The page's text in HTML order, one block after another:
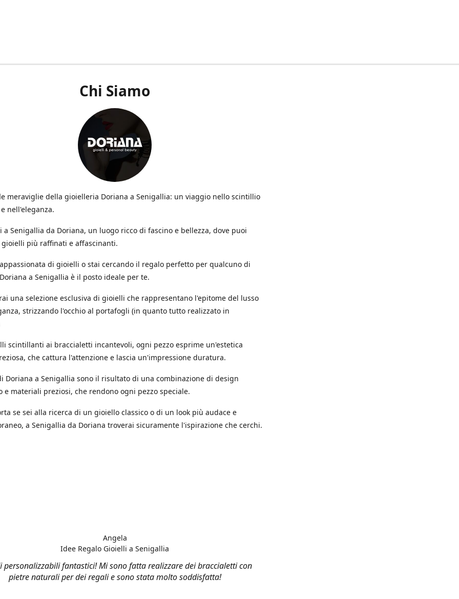
Chi Siamo
meraviglie della gioielleria Doriana a Senigallia: un viaggio nello scintillio
nell'eleganza.
a Senigallia da Doriana, un luogo ricco di fascino e bellezza, dove puoi
più raffinati e affascinanti.
di gioielli o stai cercando il regalo perfetto per qualcuno di
a Senigallia è il posto ideale per te.
una selezione esclusiva di gioielli che rappresentano l'epitome del lusso
strizzando l'occhio al portafogli (in quanto tutto realizzato in
scintillanti ai braccialetti incantevoli, ogni pezzo esprime un'estetica
che cattura l'attenzione e lascia un'impressione duratura.
Doriana a Senigallia sono il risultato di una combinazione di design
e materiali preziosi, che rendono ogni pezzo speciale.
se sei alla ricerca di un gioiello classico o di un look più audace e
a Senigallia da Doriana troverai sicuramente l'ispirazione che cerchi.
personalizzabili fantastici! Mi sono fatta realizzare dei braccialetti con
pietre naturali per dei regali e sono stata molto soddisfatta!
Angela
Idee Regalo Gioielli a Senigallia